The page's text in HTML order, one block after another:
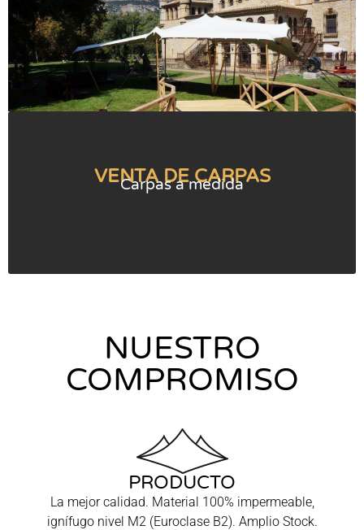
VENTA DE CARPAS
Carpas a medida
NUESTRO
COMPROMISO
PRODUCTO
La mejor calidad. Material 100% impermeable,
ignífugo nivel M2 (Euroclase B2). Amplio Stock.